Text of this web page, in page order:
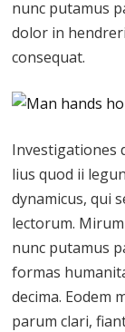
nunc putamus
dolor in
consequat.
Investigationes
lius quod ii
dynamicus, qui
lectorum.
nunc putamus
formas
decima. Eodem
parum clari,